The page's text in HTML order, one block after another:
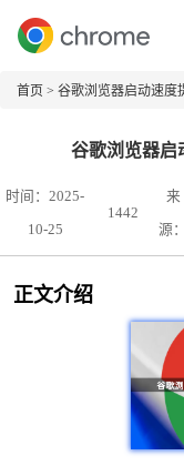
首页 > 谷歌浏览器启动速度
谷歌浏览器启
时间：2025-
10-25
1442
来
源：
正文介绍